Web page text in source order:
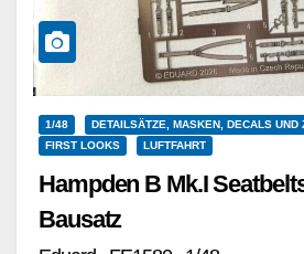
1/48
DETAILSÄTZE, MASKEN, DECALS UND
FIRST LOOKS
LUFTFAHRT
Hampden B Mk.I
Bausatz